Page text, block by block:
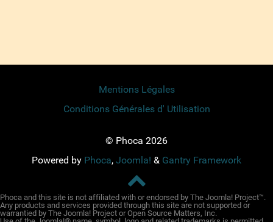
Mentions Légales
Conditions Générales d' Utilisation
© Phoca 2026
Powered by Phoca, Joomla! & Gantry Framework
Phoca and this site is not affiliated with or endorsed by The Joomla! Project™.
Any products and services provided through this site are not supported or
warrantied by The Joomla! Project or Open Source Matters, Inc.